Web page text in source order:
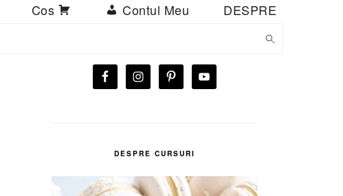
DESPRE
Contul Meu
Cos
PRINCIPALĂ
DESPRE CURSURI